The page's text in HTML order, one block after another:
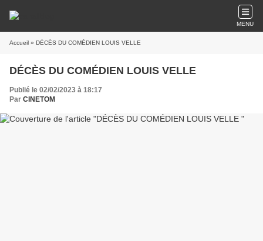
MENU
Accueil » DÉCÈS DU COMÉDIEN LOUIS VELLE
DÉCÈS DU COMÉDIEN LOUIS VELLE
Publié le 02/02/2023 à 18:17
Par CINETOM